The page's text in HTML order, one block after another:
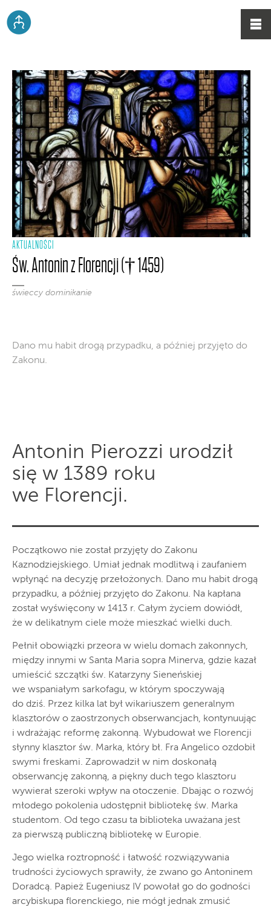
AKTUALNOŚCI
Św. Antonin z Florencji († 1459)
świeccy dominikanie
Dano mu habit drogą przypadku, a później przyjęto do
Zakonu.
Antonin Pierozzi urodził
się w 1389 roku
we Florencji.
Początkowo nie został przyjęty do Zakonu
Kaznodziejskiego. Umiał jednak modlitwą i zaufaniem
wpłynąć na decyzję przełożonych. Dano mu habit drogą
przypadku, a później przyjęto do Zakonu. Na kapłana
został wyświęcony w 1413 r. Całym życiem dowiódł,
że w delikatnym ciele może mieszkać wielki duch.
Pełnił obowiązki przeora w wielu domach zakonnych,
między innymi w Santa Maria sopra Minerva, gdzie kazał
umieścić szczątki św. Katarzyny Sieneńskiej
we wspaniałym sarkofagu, w którym spoczywają
do dziś. Przez kilka lat był wikariuszem generalnym
klasztorów o zaostrzonych obserwancjach, kontynuując
i wdrażając reformę zakonną. Wybudował we Florencji
słynny klasztor św. Marka, który bł. Fra Angelico ozdobił
swymi freskami. Zaprowadził w nim doskonałą
obserwancję zakonną, a piękny duch tego klasztoru
wywierał szeroki wpływ na otoczenie. Dbając o rozwój
młodego pokolenia udostępnił bibliotekę św. Marka
studentom. Od tego czasu ta biblioteka uważana jest
za pierwszą publiczną bibliotekę w Europie.
Jego wielka roztropność i łatwość rozwiązywania
trudności życiowych sprawiły, że zwano go Antoninem
Doradcą. Papież Eugeniusz IV powołał go do godności
arcybiskupa florenckiego, nie mógł jednak zmusić